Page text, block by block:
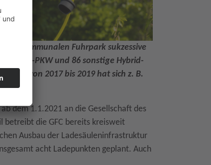
kommunalen Fuhrpark sukzessive
reine E-PKW und 86 sonstige Hybrid-
von 2017 bis 2019 hat sich z. B.
dem 1.1.2021 an die Gesellschaft des
betreibt die GFC bereits kreisweit
Ausbau der Ladesäuleninfrastruktur
acht Ladepunkten geplant. Auch